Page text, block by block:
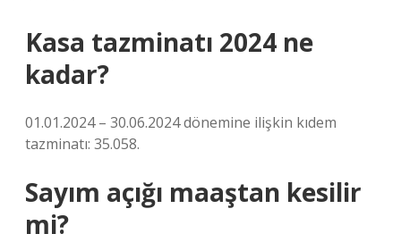
Kasa tazminatı 2024 ne
kadar?
01.01.2024 – 30.06.2024 dönemine ilişkin kıdem
tazminatı: 35.058.
Sayım açığı maaştan kesilir
mi?